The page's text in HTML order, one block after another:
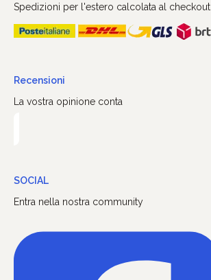
Spedizioni per l'estero calcolata al checkout
Recensioni
La vostra opinione conta
SOCIAL
Entra nella nostra community